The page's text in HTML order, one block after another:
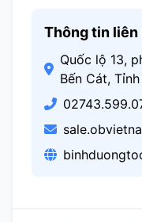
Thông tin liên
Quốc lộ 13,
Bến Cát,